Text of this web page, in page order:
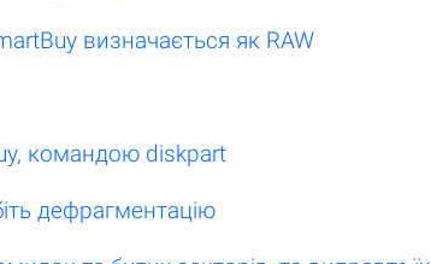
визначається як RAW
командою diskpart
дефрагментацію